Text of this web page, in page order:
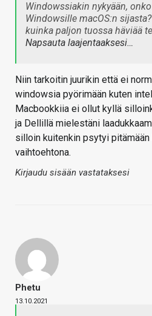
Windowssiakin nykyään,
Windowsille macOS:n
kuinka paljon tuossa häviää
Napsauta laajentaaksesi…
Niin tarkoitin juurikin että ei
windowsia pyörimään kuten
Macbookkiia ei ollut kyllä
ja Dellillä mielestäni
silloin kuitenkin psytyi
vaihtoehtona.
Kirjaudu sisään vastataksesi
Phetu
13.10.2021